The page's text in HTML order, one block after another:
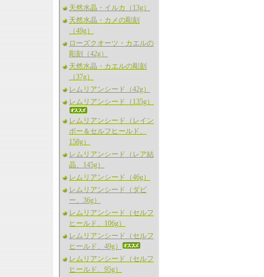
天然水晶・イルカ（13g）
天然水晶・カメの彫刻
（49g）
ローズクオーツ・カエルの
彫刻（42g）
天然水晶・カエルの彫刻
（37g）
レムリアンシード（42g）
レムリアンシード（135g）
レムリアンシード（レイン
ボー＆セルフヒールド、
158g）
レムリアンシード（レア結
晶、145g）
レムリアンシード（46g）
レムリアンシード（ダビ
ー、36g）
レムリアンシード（セルフ
ヒールド、106g）
レムリアンシード（セルフ
ヒールド、49g）
レムリアンシード（セルフ
ヒールド、95g）